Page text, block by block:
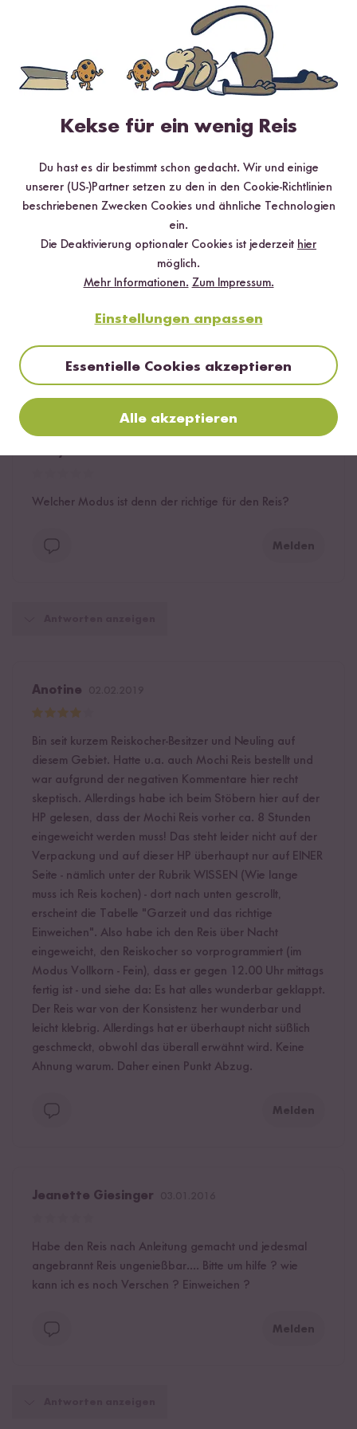
4 / 5
4 Sterne 100 %
2 Sterne 0 %
Rezept bewerten
Hilfreichste Niedrigste Bewertung
Welcher Modus ist denn der richtige für den Reis?
Melden
Anotine
Bin seit kurzem Reiskocher-Besitzer und Neuling auf
diesem Gebiet. Hatte u.a. auch Mochi Reis bestellt und
war aufgrund der negativen Kommentare hier recht
skeptisch. Allerdings habe ich beim Stöbern hier auf der
HP gelesen, dass der Mochi Reis vorher ca. 8 Stunden
eingeweicht werden muss! Das steht leider nicht auf der
Verpackung und auf dieser HP überhaupt nur auf EINER
Seite - nämlich unter der Rubrik WISSEN (Wie lange
muss ich Reis kochen) - dort nach unten gescrollt,
erscheint die Tabelle "Garzeit und das richtige
Einweichen". Also habe ich den Reis über Nacht
eingeweicht, den Reiskocher so vorprogrammiert (im
Modus Vollkorn - Fein), dass er gegen 12.00 Uhr mittags
fertig ist - und siehe da: Es hat alles wunderbar geklappt.
Der Reis war von der Konsistenz her wunderbar und
leicht klebrig. Allerdings hat er überhaupt nicht süßlich
geschmeckt, obwohl das überall erwähnt wird. Keine
Ahnung warum. Daher einen Punkt Abzug.
Melden
Jeanette Giesinger
Habe den Reis nach Anleitung gemacht und jedesmal
angebrannt Reis ungenießbar.... Bitte um hilfe ? wie
kann ich es noch Verschen ? Einweichen ?
Melden
Kekse für ein wenig Reis
Du hast es dir bestimmt schon gedacht. Wir und einige
unserer (US-)Partner setzen zu den in den Cookie-Richtlinien
beschriebenen Zwecken Cookies und ähnliche Technologien
ein.
Die Deaktivierung optionaler Cookies ist jederzeit hier
möglich.
Mehr Informationen. Zum Impressum.
Einstellungen anpassen
Essentielle Cookies akzeptieren
Alle akzeptieren